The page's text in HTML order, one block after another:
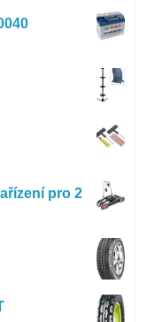
pro 2